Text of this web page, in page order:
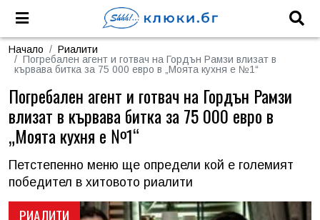
Начало
Риалити
Погребален агент и готвач на Гордън Рамзи влизат в
кървава битка за 75 000 евро в „Моята кухня е №1“
РИАЛИТИ
Погребален агент и готвач на Гордън Рамзи
влизат в кървава битка за 75 000 евро в
„Моята кухня е №1“
Петстепенно меню ще определи кой е големият
победител в хитовото риалити